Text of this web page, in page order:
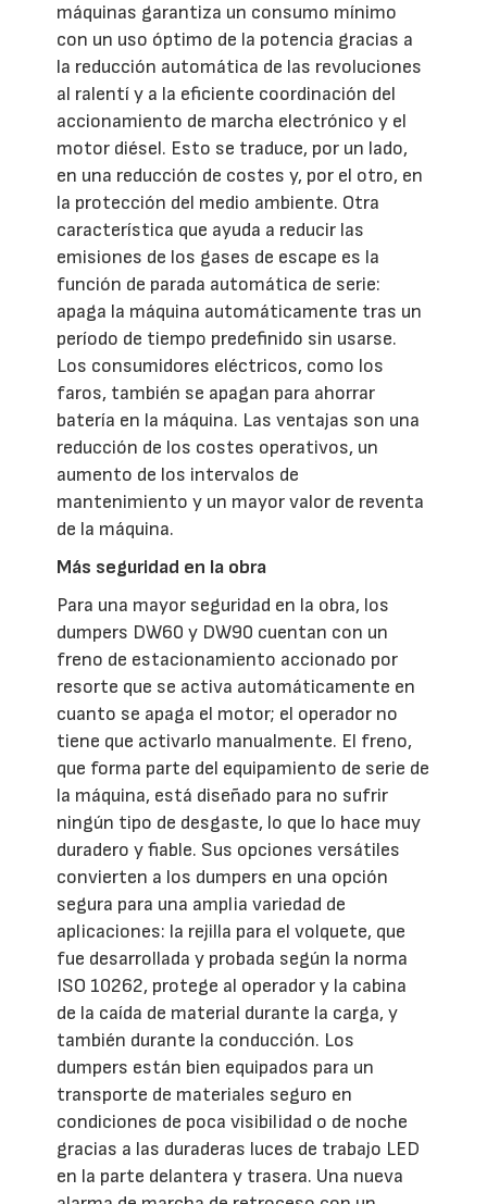
máquinas garantiza un consumo mínimo
con un uso óptimo de la potencia gracias a
la reducción automática de las revoluciones
al ralentí y a la eficiente coordinación del
accionamiento de marcha electrónico y el
motor diésel. Esto se traduce, por un lado,
en una reducción de costes y, por el otro, en
la protección del medio ambiente. Otra
característica que ayuda a reducir las
emisiones de los gases de escape es la
función de parada automática de serie:
apaga la máquina automáticamente tras un
período de tiempo predefinido sin usarse.
Los consumidores eléctricos, como los
faros, también se apagan para ahorrar
batería en la máquina. Las ventajas son una
reducción de los costes operativos, un
aumento de los intervalos de
mantenimiento y un mayor valor de reventa
de la máquina.
Más seguridad en la obra
Para una mayor seguridad en la obra, los
dumpers DW60 y DW90 cuentan con un
freno de estacionamiento accionado por
resorte que se activa automáticamente en
cuanto se apaga el motor; el operador no
tiene que activarlo manualmente. El freno,
que forma parte del equipamiento de serie de
la máquina, está diseñado para no sufrir
ningún tipo de desgaste, lo que lo hace muy
duradero y fiable. Sus opciones versátiles
convierten a los dumpers en una opción
segura para una amplia variedad de
aplicaciones: la rejilla para el volquete, que
fue desarrollada y probada según la norma
ISO 10262, protege al operador y la cabina
de la caída de material durante la carga, y
también durante la conducción. Los
dumpers están bien equipados para un
transporte de materiales seguro en
condiciones de poca visibilidad o de noche
gracias a las duraderas luces de trabajo LED
en la parte delantera y trasera. Una nueva